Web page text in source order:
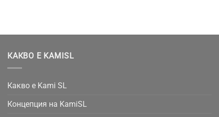
КАКВО Е KAMISL
Какво е Kami SL
Концепция на KamiSL